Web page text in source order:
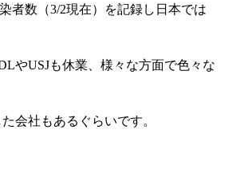
者数（3/2現在）を記録し日本では
やUSJも休業、様々な方面で色々な
会社もあるぐらいです。